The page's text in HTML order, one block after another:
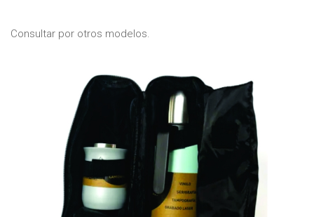
Consultar por otros modelos.